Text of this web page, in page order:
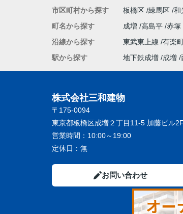
市区町村から探す 板橋区 練馬区 和
町名から探す
成増 高島平 赤塚
沿線から探す
東武東上線 有楽
駅から探す
地下鉄成増 成増
株式会社三和建物
〒175-0094
東京都板橋区成増２丁目11-5 加藤ビル2F
営業時間： 10:00～19:00
定休日： 無
お問い合わせ